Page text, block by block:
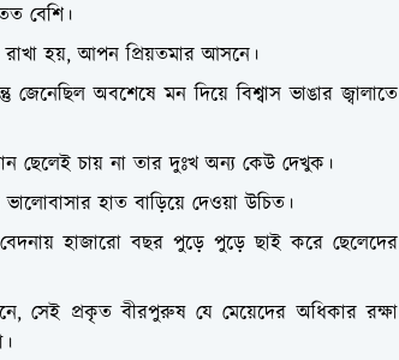
বেশি।
হয়, আপন প্রিয়তমার আসনে।
জেনেছিল অবশেষে মন দিয়ে বিশ্বাস ভাঙার জ্বালাতে
ছেলেই চায় না তার দুঃখ অন্য কেউ দেখুক।
হাত বাড়িয়ে দেওয়া উচিত।
হাজারো বছর পুড়ে পুড়ে ছাই করে ছেলেদের
সেই প্রকৃত বীরপুরুষ যে মেয়েদের অধিকার রক্ষা